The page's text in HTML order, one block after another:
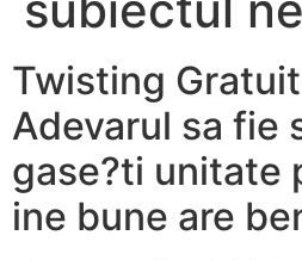
Twisting
Adevarul sa fie
gase?ti unitate
ine bune are